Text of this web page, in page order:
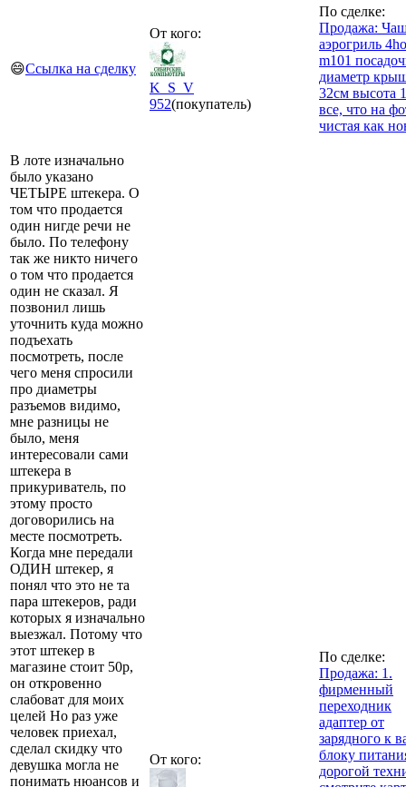
😄Ссылка на сделку
От кого:
K_S_V
952(покупатель)
По сделке:
Продажа:
аэрогриль
m101
диаметр
32см высота
все, что на
чистая как
В лоте изначально
было указано
ЧЕТЫРЕ штекера. О
том что продается
один нигде речи не
было. По телефону
так же никто ничего
о том что продается
один не сказал. Я
позвонил лишь
уточнить куда можно
подъехать
посмотреть, после
чего меня спросили
про диаметры
разъемов видимо,
мне разницы не
было, меня
интересовали сами
штекера в
прикуриватель, по
этому просто
договорились на
месте посмотреть.
Когда мне передали
ОДИН штекер, я
понял что это не та
пара штекеров, ради
которых я изначально
выезжал. Потому что
этот штекер в
магазине стоит 50р,
он откровенно
слабоват для моих
целей Но раз уже
человек приехал,
сделал скидку что
девушка могла не
понимать нюансов и
От кого:
По сделке:
Продажа: 1.
фирменный
переходник
адаптер от
зарядного к
блоку
дорогой